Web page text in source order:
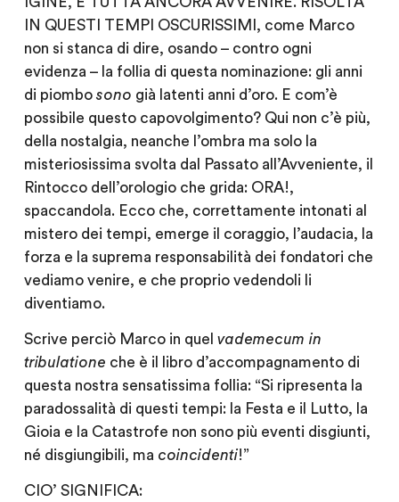
IN QUESTI TEMPI OSCURISSIMI, come Marco
non si stanca di dire, osando – contro ogni
evidenza – la follia di questa nominazione: gli anni
di piombo sono già latenti anni d’oro. E com’è
possibile questo capovolgimento? Qui non c’è più,
della nostalgia, neanche l’ombra ma solo la
misteriosissima svolta dal Passato all’Avveniente, il
Rintocco dell’orologio che grida: ORA!,
spaccandola. Ecco che, correttamente intonati al
mistero dei tempi, emerge il coraggio, l’audacia, la
forza e la suprema responsabilità dei fondatori che
vediamo venire, e che proprio vedendoli li
diventiamo.
Scrive perciò Marco in quel vademecum in
tribulatione che è il libro d’accompagnamento di
questa nostra sensatissima follia: “Si ripresenta la
paradossalità di questi tempi: la Festa e il Lutto, la
Gioia e la Catastrofe non sono più eventi disgiunti,
né disgiungibili, ma coincidenti!”
CIO’ SIGNIFICA: